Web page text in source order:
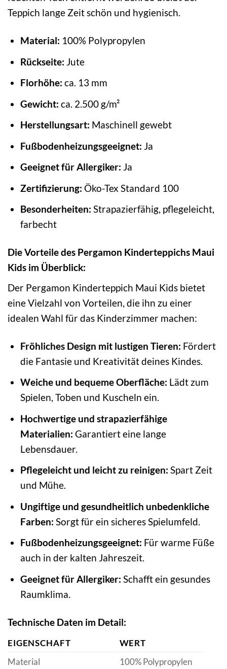
Teppich lange Zeit schön und hygienisch.
Material: 100% Polypropylen
Rückseite: Jute
Florhöhe: ca. 13 mm
Gewicht: ca. 2.500 g/m²
Herstellungsart: Maschinell gewebt
Fußbodenheizungsgeeignet: Ja
Geeignet für Allergiker: Ja
Zertifizierung: Öko-Tex Standard 100
Besonderheiten: Strapazierfähig, pflegeleicht,
farbecht
Die Vorteile des Pergamon Kinderteppichs Maui
Kids im Überblick:
Der Pergamon Kinderteppich Maui Kids bietet
eine Vielzahl von Vorteilen, die ihn zu einer
idealen Wahl für das Kinderzimmer machen:
Fröhliches Design mit lustigen Tieren: Fördert
die Fantasie und Kreativität deines Kindes.
Weiche und bequeme Oberfläche: Lädt zum
Spielen, Toben und Kuscheln ein.
Hochwertige und strapazierfähige
Materialien: Garantiert eine lange
Lebensdauer.
Pflegeleicht und leicht zu reinigen: Spart Zeit
und Mühe.
Ungiftige und gesundheitlich unbedenkliche
Farben: Sorgt für ein sicheres Spielumfeld.
Fußbodenheizungsgeeignet: Für warme Füße
auch in der kalten Jahreszeit.
Geeignet für Allergiker: Schafft ein gesundes
Raumklima.
Technische Daten im Detail:
EIGENSCHAFT
WERT
Material
100% Polypropylen